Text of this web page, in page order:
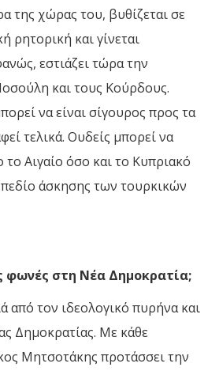
της χώρας του, βυθίζεται σε
ρητορική και γίνεται
εστιάζειτώρα την
και τους Κούρδους.
να είναι σίγουρος προς τα
τελικά. Ουδείς μπορεί να
το Αιγαίο όσο και το Κυπριακό
άσκησης των τουρκικών
φωνές στη Νέα Δημοκρατία;
από τον ιδεολογικό πυρήνα και
Δημοκρατίας. Με κάθε
Μητσοτάκης προτάσσει την